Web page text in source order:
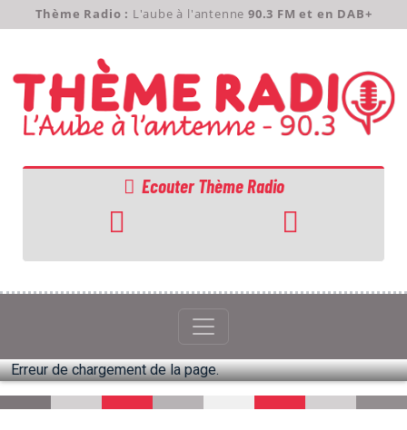
Thème Radio : L'aube à l'antenne 90.3 FM et en DAB+
Ecouter Thème Radio
Erreur de chargement de la page.